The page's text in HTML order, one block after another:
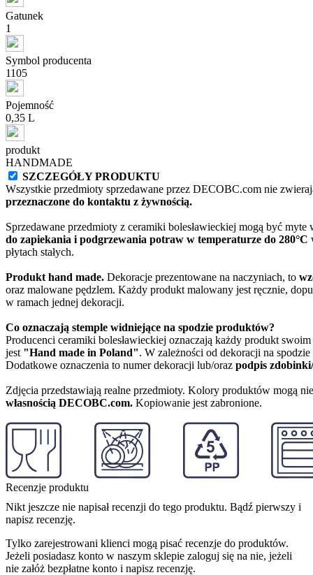
Gatunek
1
Symbol producenta
1105
Pojemność
0,35 L
produkt
HANDMADE
SZCZEGÓŁY PRODUKTU
Wszystkie przedmioty sprzedawane przez DECOBC.com nie
przeznaczone do kontaktu z żywnością.
Sprzedawane przedmioty z ceramiki bolesławieckiej mogą być
do zapiekania i podgrzewania potraw w temperaturze do 280°C
płytach stałych.
Produkt hand made. Dekoracje prezentowane na naczyniach, to
oraz malowane pędzlem. Każdy produkt malowany jest ręcznie,
w ramach jednej dekoracji.
Co oznaczają stemple widniejące na spodzie produktów?
Producenci ceramiki bolesławieckiej oznaczają każdy produkt swoim
jest "Hand made in Poland". W zależności od dekoracji na
Dodatkowe oznaczenia to numer dekoracji lub/oraz podpis
Zdjęcia przedstawiają realne przedmioty. Kolory produktów mogą
własnością DECOBC.com. Kopiowanie jest zabronione.
Recenzje produktu
Nikt jeszcze nie napisał recenzji do tego produktu. Bądź pierwszy i
napisz recenzję.
Tylko zarejestrowani klienci mogą pisać recenzje do produktów.
Jeżeli posiadasz konto w naszym sklepie zaloguj się na nie, jeżeli
nie załóż bezpłatne konto i napisz recenzję.